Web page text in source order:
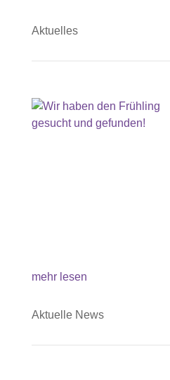
Aktuelles
mehr lesen
Aktuelle News